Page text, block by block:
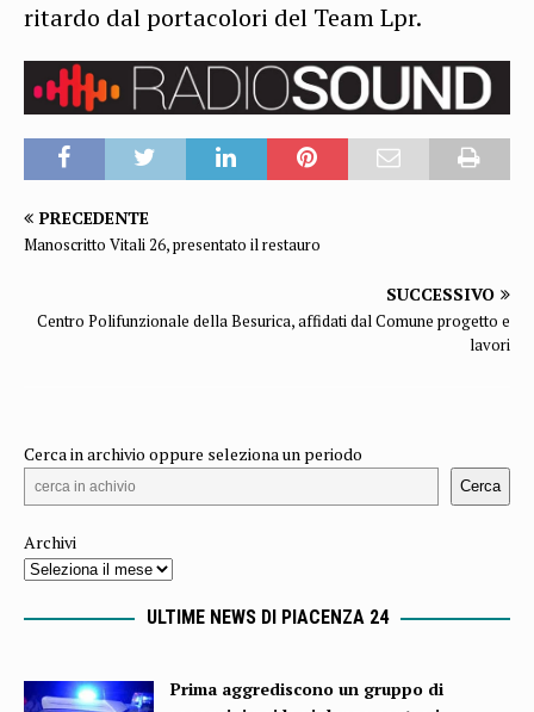
ritardo dal portacolori del Team Lpr.
PRECEDENTE
Manoscritto Vitali 26, presentato il restauro
SUCCESSIVO
Centro Polifunzionale della Besurica, affidati dal Comune progetto e
lavori
Cerca in archivio oppure seleziona un periodo
Cerca
Archivi
ULTIME NEWS DI PIACENZA 24
Prima aggrediscono un gruppo di